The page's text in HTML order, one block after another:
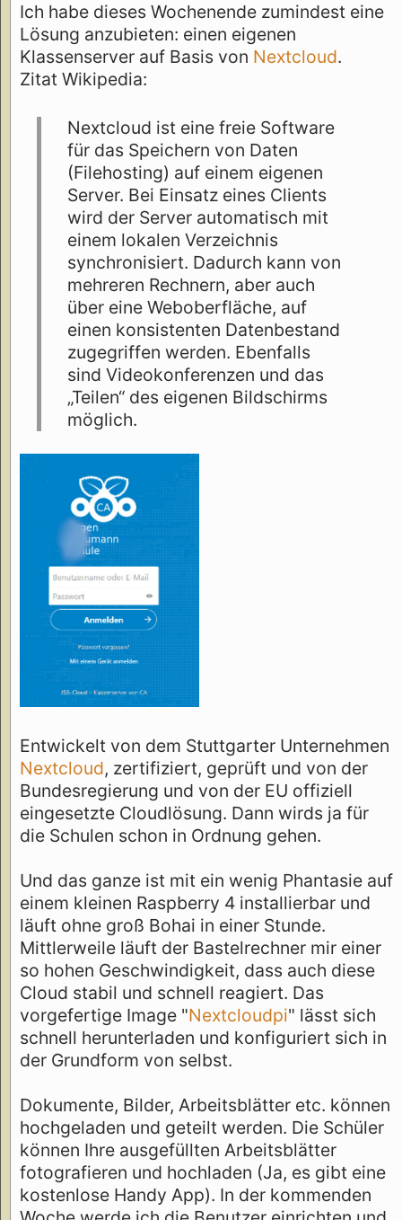
Ich habe dieses Wochenende zumindest eine
Lösung anzubieten: einen eigenen
Klassenserver auf Basis von Nextcloud.
Zitat Wikipedia:
Nextcloud ist eine freie Software
für das Speichern von Daten
(Filehosting) auf einem eigenen
Server. Bei Einsatz eines Clients
wird der Server automatisch mit
einem lokalen Verzeichnis
synchronisiert. Dadurch kann von
mehreren Rechnern, aber auch
über eine Weboberfläche, auf
einen konsistenten Datenbestand
zugegriffen werden. Ebenfalls
sind Videokonferenzen und das
„Teilen“ des eigenen Bildschirms
möglich.
Entwickelt von dem Stuttgarter Unternehmen
Nextcloud, zertifiziert, geprüft und von der
Bundesregierung und von der EU offiziell
eingesetzte Cloudlösung. Dann wirds ja für
die Schulen schon in Ordnung gehen.
Und das ganze ist mit ein wenig Phantasie auf
einem kleinen Raspberry 4 installierbar und
läuft ohne groß Bohai in einer Stunde.
Mittlerweile läuft der Bastelrechner mir einer
so hohen Geschwindigkeit, dass auch diese
Cloud stabil und schnell reagiert. Das
vorgefertige Image "Nextcloudpi" lässt sich
schnell herunterladen und konfiguriert sich in
der Grundform von selbst.
Dokumente, Bilder, Arbeitsblätter etc. können
hochgeladen und geteilt werden. Die Schüler
können Ihre ausgefüllten Arbeitsblätter
fotografieren und hochladen (Ja, es gibt eine
kostenlose Handy App). In der kommenden